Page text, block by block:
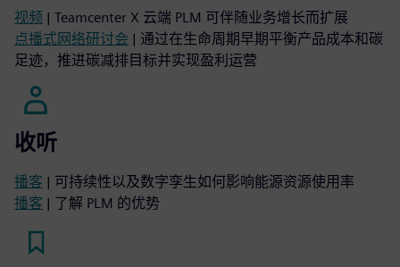
视频 | Teamcenter X 云端 PLM 可伴随业务增长而扩展
点播式网络研讨会 | 通过在生命周期早期平衡产品成本和碳
足迹，推进碳减排目标并实现盈利运营
收听
播客 | 可持续性以及数字孪生如何影响能源资源使用率
播客 | 了解 PLM 的优势